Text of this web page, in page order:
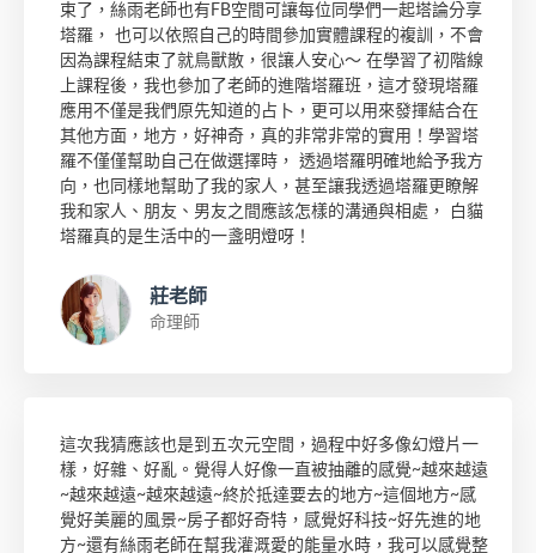
束了，絲雨老師也有FB空間可讓每位同學們一起塔論分享
塔羅， 也可以依照自己的時間參加實體課程的複訓，不會
因為課程結束了就鳥獸散，很讓人安心～ 在學習了初階線
上課程後，我也參加了老師的進階塔羅班，這才發現塔羅
應用不僅是我們原先知道的占卜，更可以用來發揮結合在
其他方面，地方，好神奇，真的非常非常的實用！學習塔
羅不僅僅幫助自己在做選擇時， 透過塔羅明確地給予我方
向，也同樣地幫助了我的家人，甚至讓我透過塔羅更瞭解
我和家人、朋友、男友之間應該怎樣的溝通與相處， 白貓
塔羅真的是生活中的一盞明燈呀！
莊老師
命理師
這次我猜應該也是到五次元空間，過程中好多像幻燈片一
樣，好雜、好亂。覺得人好像一直被抽離的感覺~越來越遠
~越來越遠~越來越遠~終於抵達要去的地方~這個地方~感
覺好美麗的風景~房子都好奇特，感覺好科技~好先進的地
方~還有絲雨老師在幫我灌溉愛的能量水時，我可以感覺整